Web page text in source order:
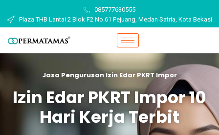
085777630555
Plaza THB Lantai 2 Blok F2 No.61 Pejuang, Medan Satria, Kota Bekasi
Jasa Pengurusan Izin Edar PKRT Impor
Izin Edar PKRT Impor 10
Hari Kerja Terbit